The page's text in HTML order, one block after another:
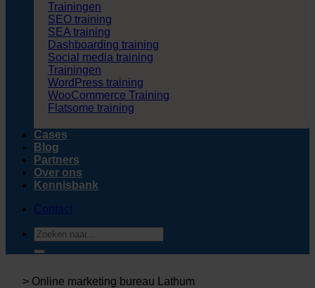
Trainingen
SEO training
SEA training
Dashboarding training
Social media training
Trainingen
WordPress training
WooCommerce Training
Flatsome training
Cases
Blog
Partners
Over ons
Kennisbank
Contact
Zoeken
naar:
> Online marketing bureau Lathum